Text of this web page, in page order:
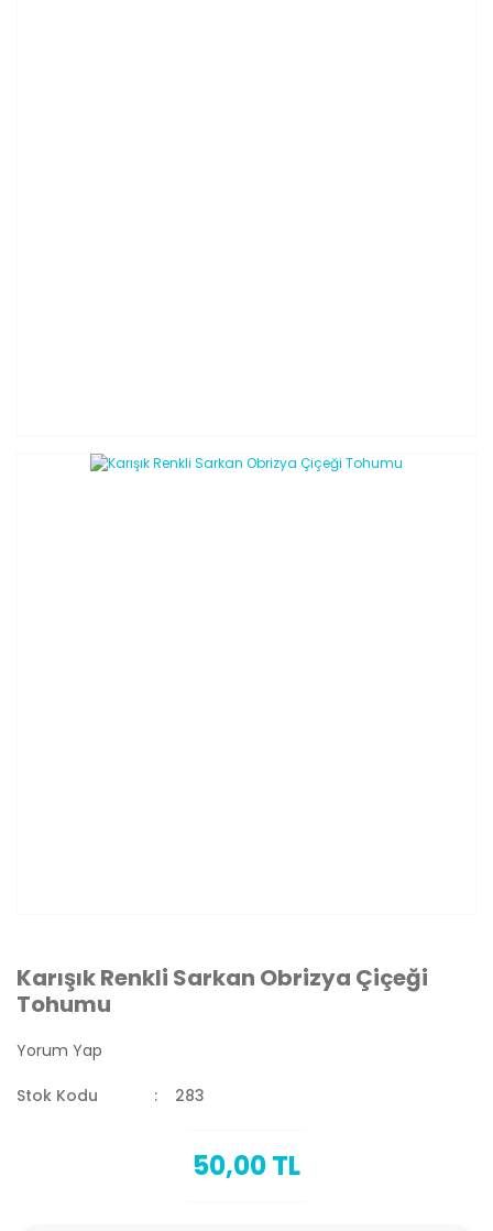
Karışık Renkli Sarkan Obrizya Çiçeği
Tohumu
Yorum Yap
Stok Kodu 283
50,00 TL